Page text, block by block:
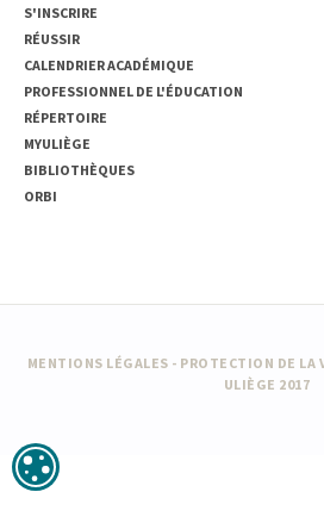
S'INSCRIRE
RÉUSSIR
CALENDRIER ACADÉMIQUE
PROFESSIONNEL DE L'ÉDUCATION
RÉPERTOIRE
MYULIÈGE
BIBLIOTHÈQUES
ORBI
MENTIONS LÉGALES - PROTECTION DE LA
ULIÈGE 2017